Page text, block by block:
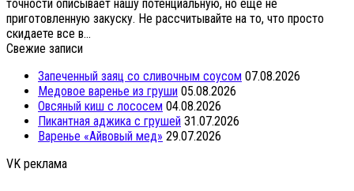
точности описывает нашу потенциальную, но еще не
приготовленную закуску. Не рассчитывайте на то, что просто
скидаете все в...
Свежие записи
Запеченный заяц со сливочным соусом 07.08.2026
Медовое варенье из груши 05.08.2026
Овсяный киш с лососем 04.08.2026
Пикантная аджика с грушей 31.07.2026
Варенье «Айвовый мед» 29.07.2026
VK реклама